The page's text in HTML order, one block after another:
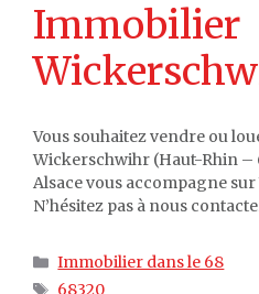
Immobilier
Vous souhaitez vendre ou
Wickerschwihr (Haut-Rhin –
Alsace vous accompagne
N’hésitez pas à nous
Catégories
Immobilier dans le 68
Étiquettes
68320